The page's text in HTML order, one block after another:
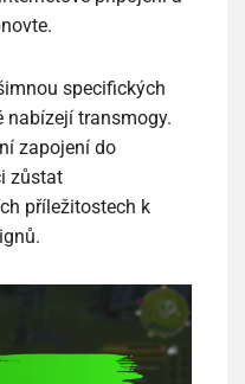
specifických
nabízejí transmogy.
zapojení do
zůstat
příležitostech k